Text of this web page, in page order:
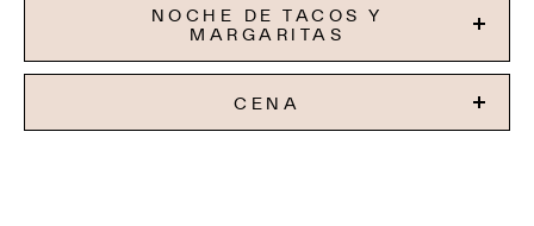
NOCHE DE TACOS Y
MARGARITAS
CENA